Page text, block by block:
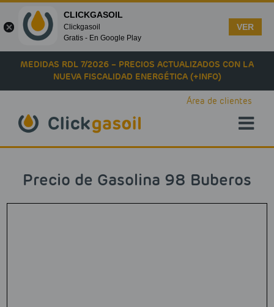
Skip to main content
MEDIDAS RDL 7/2026 – PRECIOS ACTUALIZADOS CON LA
NUEVA FISCALIDAD ENERGÉTICA (+INFO)
Área de clientes
Precio de Gasolina 98 Buberos
CLICKGASOIL
Clickgasoil
Gratis - En Google Play
VER